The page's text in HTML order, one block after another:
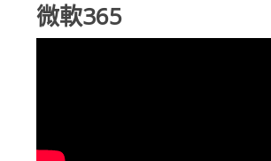
微軟365